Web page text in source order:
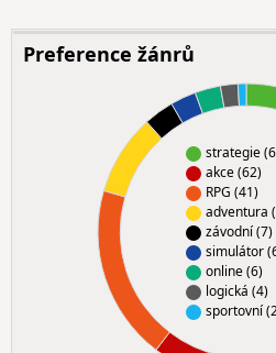
Preference žánrů
strategie
akce (62)
RPG (41)
adventura
závodní (7)
simulátor
online (6)
logická (4)
sportovní